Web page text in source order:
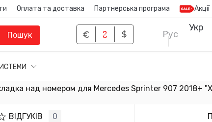
Оплата та доставка Партнерська програма Акції
Пошук Рус
Укр
над номером для Mercedes Sprinter 907 2018+
ВІДГУКІВ 0